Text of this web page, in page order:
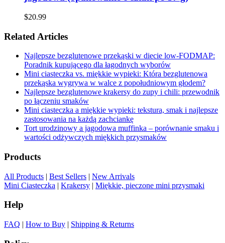
$20.99
Related Articles
Najlepsze bezglutenowe przekąski w diecie low-FODMAP:
Poradnik kupującego dla łagodnych wyborów
Mini ciasteczka vs. miękkie wypieki: Która bezglutenowa
przekąska wygrywa w walce z popołudniowym głodem?
Najlepsze bezglutenowe krakersy do zupy i chili: przewodnik
po łączeniu smaków
Mini ciasteczka a miękkie wypieki: tekstura, smak i najlepsze
zastosowania na każdą zachciankę
Tort urodzinowy a jagodowa muffinka – porównanie smaku i
wartości odżywczych miękkich przysmaków
Products
All Products | Best Sellers | New Arrivals
Mini Ciasteczka | Krakersy | Miękkie, pieczone mini przysmaki
Help
FAQ | How to Buy | Shipping & Returns